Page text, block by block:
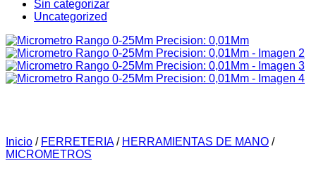
Sin categorizar
Uncategorized
Inicio / FERRETERIA / HERRAMIENTAS DE MANO /
MICROMETROS